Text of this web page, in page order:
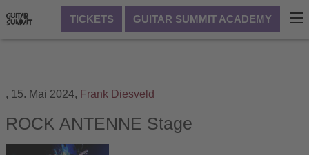
TICKETS GUITAR SUMMIT ACADEMY
, 15. Mai 2024, Frank Diesveld
ROCK ANTENNE Stage